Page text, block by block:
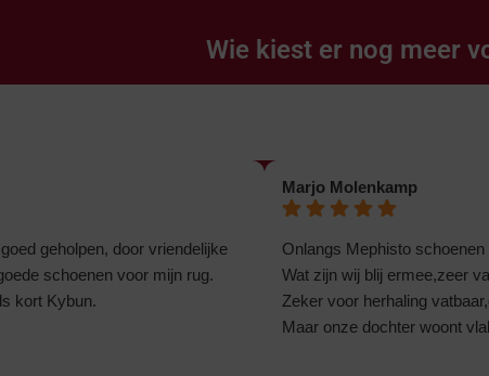
Wie kiest er nog meer
geholpen, door vriendelijke
schoenen voor mijn rug.
kort Kybun.
Marjo Molenkamp
Onlangs Mephisto
Wat zijn wij blij ermee,zeer
Zeker voor herhaling
Maar onze dochter woont